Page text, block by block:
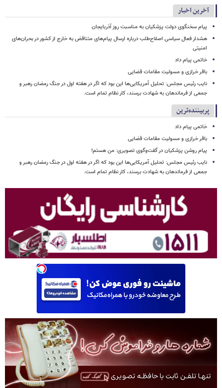
آخرین اخبار
پیام سخنگوی دولت پزشکیان به مناسبت روز آذربایجان
هشدار فعال سیاسی اصلاح‌طلب درباره ارسال پیام‌های متناقض به خارج از کشور در بحران‌های
امنیتی
خاتمی پیام داد
باقر خرازی و مسولیت مقامات قضایی
نایب رئیس مجلس: تحلیل آمریکایی‌ها این بود که اگر در هفته اول در جنگ رمضان رهبر و
جمعی از فرماندهان به شهادت برسند، کار نظام تمام است.
پربیننده‌ترین
خاتمی پیام داد
باقر خرازی و مسولیت مقامات قضایی
پیام روشن پزشکیان در گفت‌وگوی تصویری: من هستم!
نایب رئیس مجلس: تحلیل آمریکایی‌ها این بود که اگر در هفته اول در جنگ رمضان رهبر و
جمعی از فرماندهان به شهادت برسند، کار نظام تمام است.